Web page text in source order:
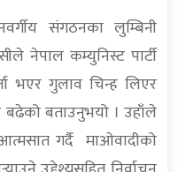
संगठनका लुम्बिनी
नेपाल कम्युनिस्ट पार्टी
भएर गुलाव चिन्ह लिएर
बढेको बताउनुभयो । उहाँले
गर्दै माओवादीको